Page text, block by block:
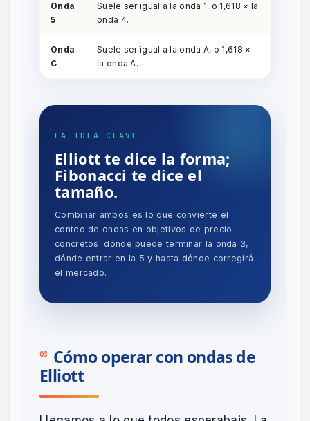
Onda
5
Suele ser igual a la onda 1, o 1,618 × la
onda 4.
Onda
C
Suele ser igual a la onda A, o 1,618 ×
la onda A.
LA IDEA CLAVE
Elliott te dice la forma;
Fibonacci te dice el
tamaño.
Combinar ambos es lo que convierte el
conteo de ondas en objetivos de precio
concretos: dónde puede terminar la onda 3,
dónde entrar en la 5 y hasta dónde corregirá
el mercado.
03
Cómo operar con ondas de
Elliott